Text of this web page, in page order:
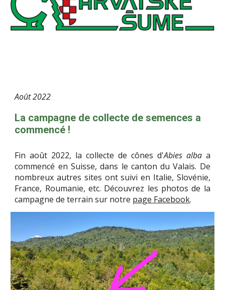
Août2022
La campagne de collecte de semences a
commencé !
Fin août 2022, la collecte de cônes d'Abies albaa
commencé en Suisse, dans le canton du Valais. De
nombreux autres sites ont suivi en Italie, Slovénie,
France, Roumanie, etc. Découvrez les photos de la
campagne de terrain sur notre page Facebook.